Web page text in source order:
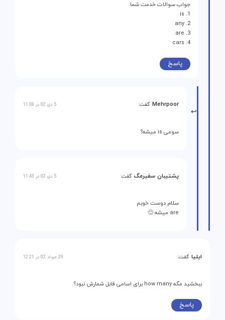
جواب سوالات خدمت شما:
1. is
2. any
3. are
4. cars
پاسخ
Mehrpoor گفت: 5 دی 02 در 11:38
سومی is میشه؟
پشتیبان سفیرمگ گفت: 5 دی 02 در 11:43
سلام دوست خوبم
are میشه 🙂
ایلیا گفت: 29 مرداد 02 در 12:21
ببخشید مگه how many برای اسامی قابل شمارش نبود؟
پاسخ